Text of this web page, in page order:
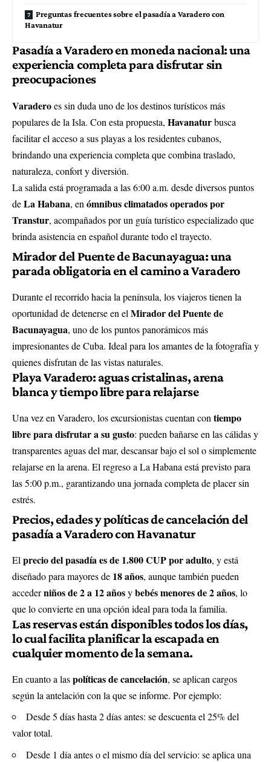
Preguntas frecuentes sobre el pasadía a Varadero con
Havanatur
Pasadía a Varadero en moneda nacional: una
experiencia completa para disfrutar sin
preocupaciones
Varaderoes sin duda uno de los destinos turísticos más
populares de la Isla. Con esta propuesta, Havanaturbusca
facilitar el acceso a sus playas a los residentes cubanos,
brindando una experiencia completa que combina traslado,
naturaleza, confort y diversión.
La salida está programada a las 6:00 a.m. desde diversos puntos
deLa Habana, en ómnibus climatados operados por
Transtur, acompañados por un guía turístico especializado que
brinda asistencia en español durante todo el trayecto.
Mirador del Puente de Bacunayagua: una
parada obligatoria en el camino a Varadero
Durante el recorrido hacia la península, los viajeros tienen la
oportunidad de detenerse en el Mirador del Puente de
Bacunayagua, uno de los puntos panorámicos más
impresionantes de Cuba. Ideal para los amantes de la fotografía y
quienes disfrutan de las vistas naturales.
Playa Varadero: aguas cristalinas, arena
blanca y tiempo libre para relajarse
Una vez en Varadero, los excursionistas cuentan con tiempo
libre para disfrutar a su gusto: pueden bañarse en las cálidas y
transparentes aguas del mar, descansar bajo el sol o simplemente
relajarse en la arena. El regreso a La Habana está previsto para
las 5:00 p.m., garantizando una jornada completa de placer sin
estrés.
Precios, edades y políticas de cancelación del
pasadía a Varadero con Havanatur
El precio del pasadía es de 1.800 CUP por adulto, y está
diseñado para mayores de 18 años, aunque también pueden
accederniños de 2 a 12 añosybebés menores de 2 años, lo
que lo convierte en una opción ideal para toda la familia.
Las reservas están disponibles todos los días,
lo cual facilita planificar la escapada en
cualquier momento de la semana.
En cuanto a laspolíticas de cancelación, se aplican cargos
según la antelación con la que se informe. Por ejemplo:
Desde 5 días hasta 2 días antes: se descuenta el 25% del
valor total.
Desde 1 día antes o el mismo día del servicio: se aplica una